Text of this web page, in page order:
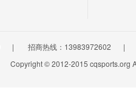
| 招商热线：13983972602
|
Copyright © 2012-2015 cqsports.org